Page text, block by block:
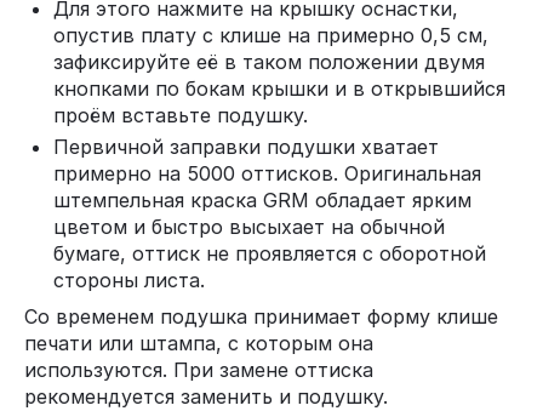
Для этого нажмите на крышку оснастки,
опустив плату с клише на примерно 0,5 см,
зафиксируйте её в таком положении двумя
кнопками по бокам крышки и в открывшийся
проём вставьте подушку.
Первичной заправки подушки хватает
примерно на 5000 оттисков. Оригинальная
штемпельная краска GRM обладает ярким
цветом и быстро высыхает на обычной
бумаге, оттиск не проявляется с оборотной
стороны листа.
Со временем подушка принимает форму клише
печати или штампа, с которым она
используются. При замене оттиска
рекомендуется заменить и подушку.